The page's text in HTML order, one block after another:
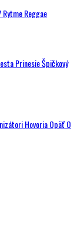
Reggae
Prinesie Špičkový
Hovoria Opäť O